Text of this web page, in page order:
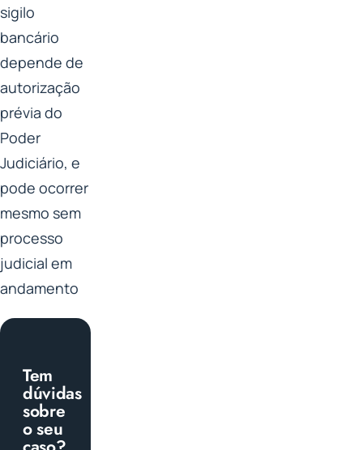
sigilo
bancário
depende de
autorização
prévia do
Poder
Judiciário, e
pode ocorrer
mesmo sem
processo
judicial em
andamento
Tem
dúvidas
sobre
o seu